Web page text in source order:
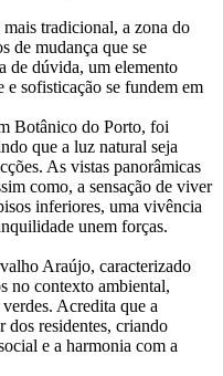
tradicional, a zona do
de mudança que se
de dúvida, um elemento
e sofisticação se fundem em
Botânico do Porto, foi
que a luz natural seja
As vistas panorâmicas
como, a sensação de viver
inferiores, uma vivência
unem forças.
Araújo, caracterizado
no contexto ambiental,
Acredita que a
dos residentes, criando
e a harmonia com a